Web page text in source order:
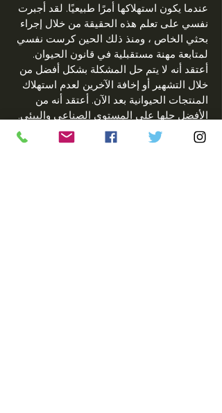
عندما يكون استهلاكها أمرًا طبيعيًا. لقد أجبرت
نفسي على تعلم هذه الحقيقة من خلال إجراء
بحثي الخاص ، ومنذ ذلك الحين كرست نفسي
لمتابعة مهنة مستقبلية في قانون الحيوان.
أعتقد أنه لا يتم حل المشكلة بشكل أفضل من
خلال التشهير أو إخافة الآخرين لعدم استهلاك
المنتجات الحيوانية بعد الآن. أعتقد أنه من
الأفضل حلها على المستوى الصناعي والبيئي.
يجب معالجة قضايا الزيادة السكانية والإفراط
في الاستهلاك. يجب تعزيز ثقافة الوعي بكيفية